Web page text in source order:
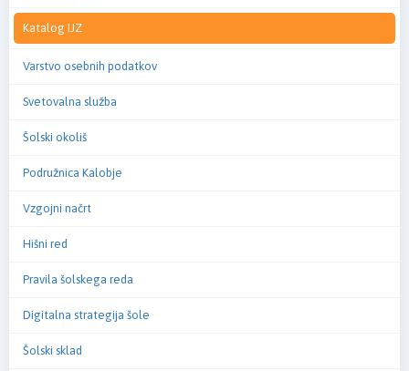
Katalog IJZ
Varstvo osebnih podatkov
Svetovalna služba
Šolski okoliš
Podružnica Kalobje
Vzgojni načrt
Hišni red
Pravila šolskega reda
Digitalna strategija šole
Šolski sklad